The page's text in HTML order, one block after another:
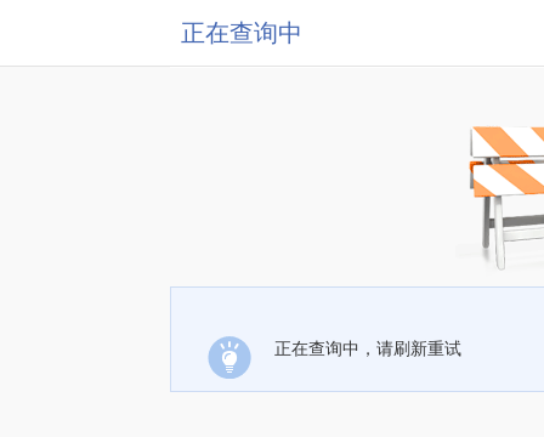
正在查询中
正在查询中，请刷新重试